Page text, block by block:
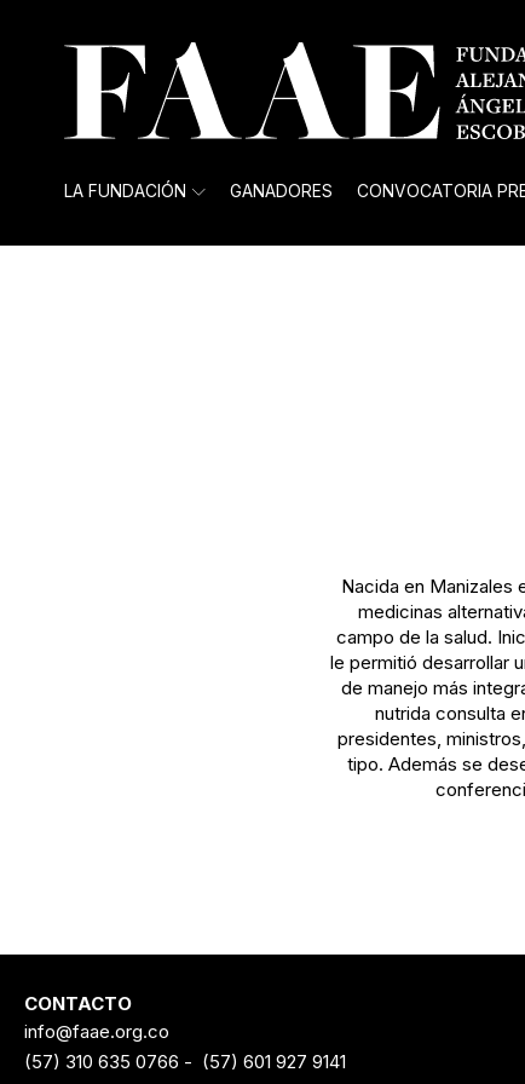
LA FUNDACIÓN GANADORES CONVOCATORIA
Nacida en Manizales
medicinas
campo de la salud.
le permitió desarrollar
de manejo más
nutrida consulta
presidentes,
tipo. Además se
CONTACTO
info@faae.org.co
(57) 310 635 0766 - (57) 601 927 9141